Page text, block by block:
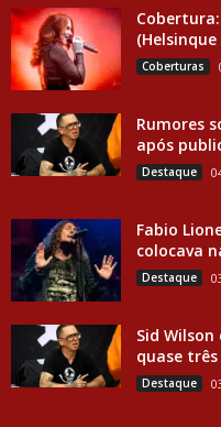
(Helsinque
Coberturas
Rumores
após
Destaque
Fabio
colocava
Destaque
Sid
quase
Destaque